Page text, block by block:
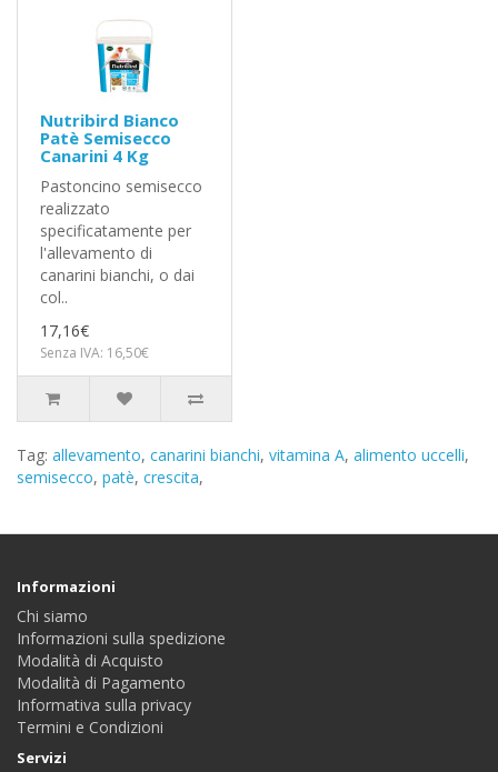
Nutribird Bianco
Patè Semisecco
Canarini 4 Kg
Pastoncino semisecco
realizzato
specificatamente per
l'allevamento di
canarini bianchi, o dai
col..
17,16€
Senza IVA: 16,50€
Tag: allevamento, canarini bianchi, vitamina A, alimento uccelli,
semisecco, patè, crescita,
Informazioni
Chi siamo
Informazioni sulla spedizione
Modalità di Acquisto
Modalità di Pagamento
Informativa sulla privacy
Termini e Condizioni
Servizi